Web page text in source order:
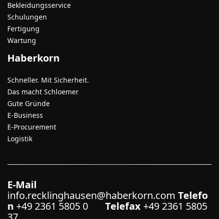
Bekleidungsservice
Schulungen
Fertigung
Wartung
Haberkorn
Schneller. Mit Sicherheit.
Das macht Schloemer
Gute Gründe
E-Business
E-Procurement
Logistik
E-Mail
info.recklinghausen@haberkorn.com Telefo
n +49 2361 5805 0 Telefax +49 2361 5805